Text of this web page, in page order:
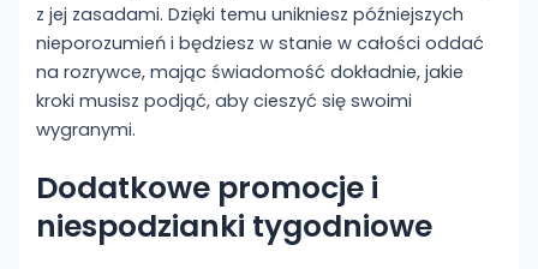
z jej zasadami. Dzięki temu unikniesz późniejszych
nieporozumień i będziesz w stanie w całości oddać
na rozrywce, mając świadomość dokładnie, jakie
kroki musisz podjąć, aby cieszyć się swoimi
wygranymi.
Dodatkowe promocje i
niespodzianki tygodniowe